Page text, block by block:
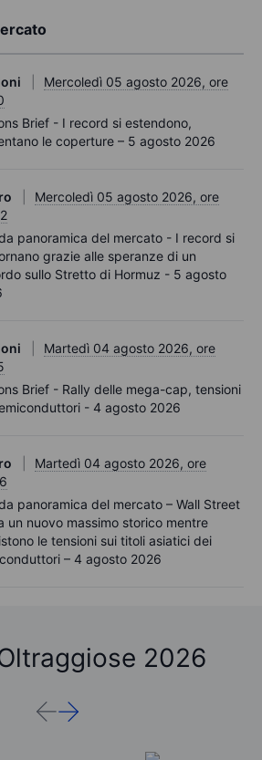
Mercoledì 05 agosto 2026, ore
Brief - I record si estendono,
le coperture – 5 agosto 2026
Mercoledì 05 agosto 2026, ore
panoramica del mercato - I record si
grazie alle speranze di un
sullo Stretto di Hormuz - 5 agosto
Martedì 04 agosto 2026, ore
Brief - Rally delle mega-cap, tensioni
- 4 agosto 2026
Martedì 04 agosto 2026, ore
panoramica del mercato – Wall Street
un nuovo massimo storico mentre
le tensioni sui titoli asiatici dei
– 4 agosto 2026
2026